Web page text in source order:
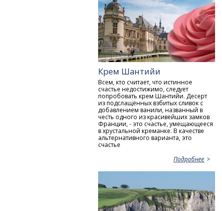
Крем Шантийи
Всем, кто считает, что истинное
счастье недостижимо, следует
попробовать крем Шантийи. Десерт
из подслащённых взбитых сливок с
добавлением ванили, названный в
честь одного из красивейших замков
Франции, - это счастье, умещающееся
в хрустальной креманке. В качестве
альтернативного варианта, это
счастье
Подробнее